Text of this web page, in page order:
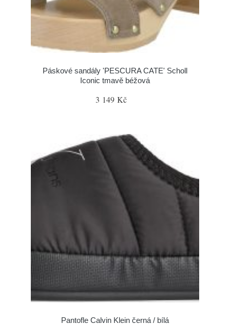
Páskové sandály 'PESCURA CATE' Scholl
Iconic tmavě béžová
3 149 Kč
Pantofle Calvin Klein černá / bílá